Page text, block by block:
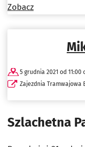
Zobacz
5 grudnia 2021 od 11:00
Zajezdnia Tramwajowa
Szlachetna